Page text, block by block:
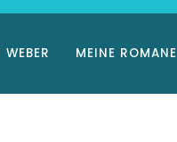
MEINE ROMANE